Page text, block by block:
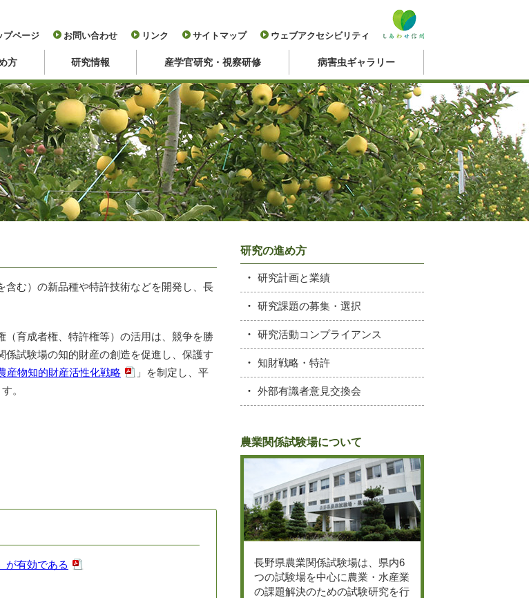
プページ お問い合わせ リンク サイトマップ ウェブアクセシビリティ
方 研究情報 産学官研究・視察研修 病害虫ギャラリー
む）の新品種や特許技術などを開発し、長
育成者権、特許権等）の活用は、競争を勝
試験場の知的財産の創造を促進し、保護す
産物知的財産活性化戦略
」を制定し、平
。
が有効である
研究の進め方
研究計画と業績
研究課題の募集・選択
研究活動コンプライアンス
知財戦略・特許
外部有識者意見交換会
農業関係試験場について
長野県農業関係試験場は、県内6
つの試験場を中心に農業・水産業
の課題解決のための試験研究を行